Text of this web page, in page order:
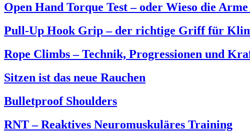
Open Hand Torque Test – oder Wieso die
Pull-Up Hook Grip – der richtige Griff für
Rope Climbs – Technik, Progressionen und
Sitzen ist das neue Rauchen
Bulletproof Shoulders
RNT – Reaktives Neuromuskuläres Training